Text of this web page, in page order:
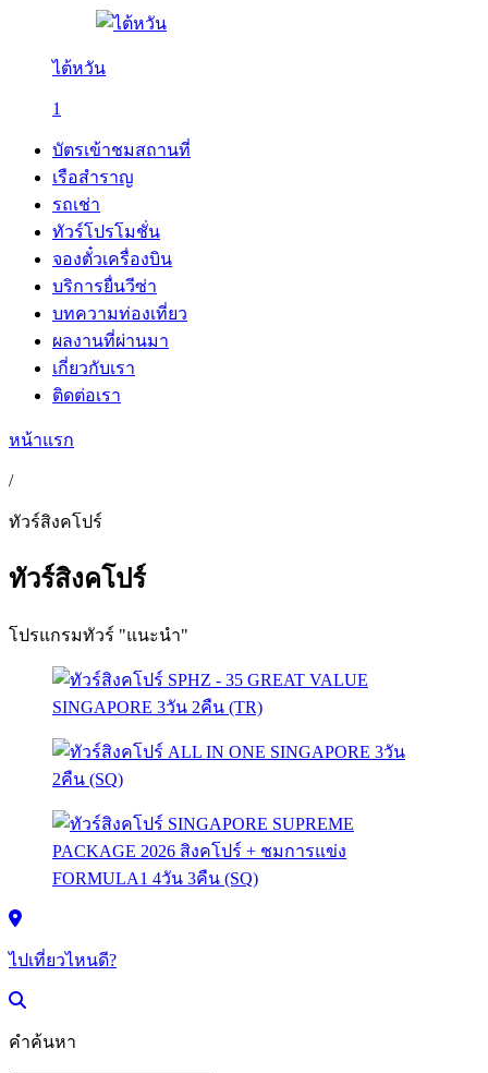
ไต้หวัน
1
บัตรเข้าชมสถานที่
เรือสำราญ
รถเช่า
ทัวร์โปรโมชั่น
จองตั๋วเครื่องบิน
บริการยื่นวีซ่า
บทความท่องเที่ยว
ผลงานที่ผ่านมา
เกี่ยวกับเรา
ติดต่อเรา
หน้าแรก
/
ทัวร์สิงคโปร์
ทัวร์สิงคโปร์
โปรแกรมทัวร์ "แนะนำ"
ไปเที่ยวไหนดี?
คำค้นหา